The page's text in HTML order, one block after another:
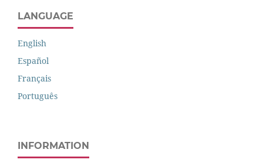
LANGUAGE
English
Español
Français
Português
INFORMATION